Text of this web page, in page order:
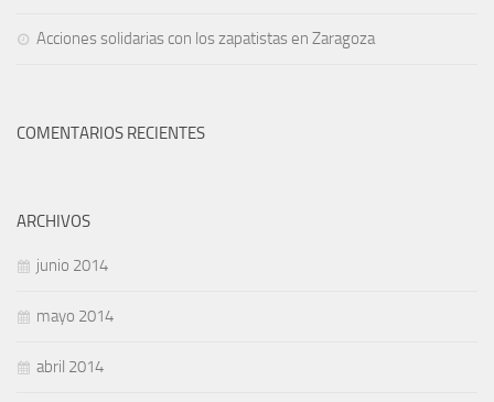
Acciones solidarias con los zapatistas en Zaragoza
COMENTARIOS RECIENTES
ARCHIVOS
junio 2014
mayo 2014
abril 2014